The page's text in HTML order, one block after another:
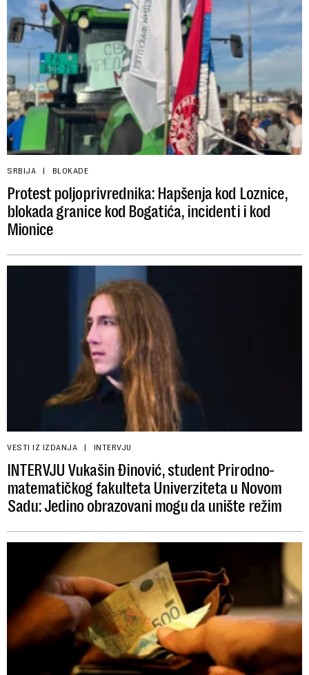
SRBIJA BLOKADE
Protest poljoprivrednika: Hapšenja kod Loznice,
blokada granice kod Bogatića, incidenti i kod
Mionice
VESTI IZ IZDANJA INTERVJU
INTERVJU Vukašin Đinović, student Prirodno-
matematičkog fakulteta Univerziteta u Novom
Sadu: Jedino obrazovani mogu da unište režim